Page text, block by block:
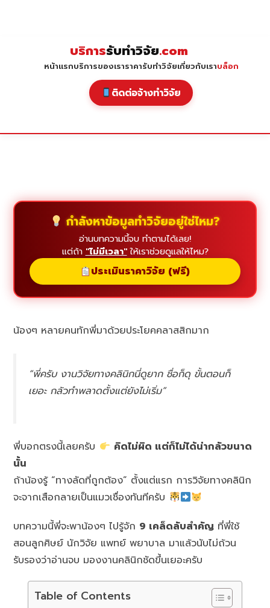
บริการรับทำวิจัย.com
หน้าแรกบริการของเราราคารับทำวิจัยเกี่ยวกับเราบล็อก
ติดต่อจ้างทำวิจัย
กำลังหาข้อมูลทำวิจัยอยู่ใช่ไหม?
อ่านบทความนี้จบ ทำตามได้เลย!
แต่ถ้า "ไม่มีเวลา"ให้เราช่วยดูแลให้ไหม?
ประเมินราคาวิจัย (ฟรี)
น้องๆ หลายคนทักพี่มาด้วยประโยคคลาสสิกมาก
“พี่ครับ งานวิจัยทางคลินิกนี่ดูยาก ชื่อก็ดุ ขั้นตอนก็
เยอะ กลัวทำพลาดตั้งแต่ยังไม่เริ่ม”
พี่บอกตรงนี้เลยครับ
คิดไม่ผิด แต่ก็ไม่ได้น่ากลัวขนาด
นั้น
ถ้าน้องรู้ “ทางลัดที่ถูกต้อง” ตั้งแต่แรก การวิจัยทางคลินิก
จะจากเสือกลายเป็นแมวเชื่องทันทีครับ
บทความนี้พี่จะพาน้องๆ ไปรู้จัก 9 เคล็ดลับสำคัญ ที่พี่ใช้
สอนลูกศิษย์ นักวิจัย แพทย์ พยาบาล มาแล้วนับไม่ถ้วน
รับรองว่าอ่านจบ มองงานคลินิกชัดขึ้นเยอะครับ
Table of Contents